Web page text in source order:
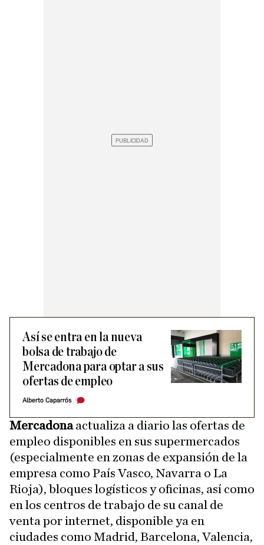
Así se entra en la nueva
bolsa de trabajo de
Mercadona para optar a sus
ofertas de empleo
Alberto Caparrós
Mercadonaactualiza a diario las ofertas de
empleo disponibles en sus supermercados
(especialmente en zonas de expansión de la
empresa como País Vasco, Navarra o La
Rioja), bloques logísticos y oficinas, así como
en los centros de trabajo de su canal de
venta por internet, disponible ya en
ciudades como Madrid, Barcelona, Valencia,